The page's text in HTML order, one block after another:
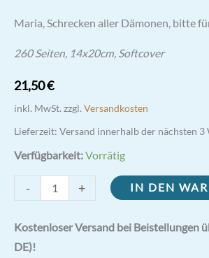
Maria, Schrecken aller Dämonen, bitte
260 Seiten, 14x20cm, Softcover
21,50€
inkl. MwSt.zzgl.Versandkosten
Lieferzeit: Versand innerhalb der nächsten 3
Verfügbarkeit:Vorrätig
-
im
Dienst
des
+ IN DEN
Kostenloser Versand bei Beistellungen
DE)!